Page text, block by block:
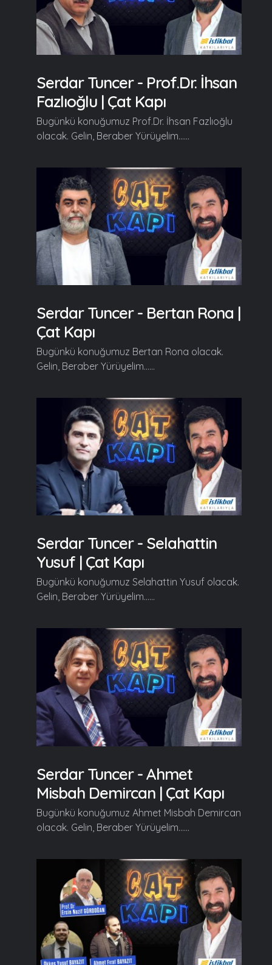
Serdar Tuncer - Prof.Dr. İhsan
Fazlıoğlu | Çat Kapı
Bugünkü konuğumuz Prof.Dr. İhsan Fazlıoğlu
olacak. Gelin, Beraber Yürüyelim......
Serdar Tuncer - Bertan Rona |
Çat Kapı
Bugünkü konuğumuz Bertan Rona olacak.
Gelin, Beraber Yürüyelim......
Serdar Tuncer - Selahattin
Yusuf | Çat Kapı
Bugünkü konuğumuz Selahattin Yusuf olacak.
Gelin, Beraber Yürüyelim......
Serdar Tuncer - Ahmet
Misbah Demircan | Çat Kapı
Bugünkü konuğumuz Ahmet Misbah Demircan
olacak. Gelin, Beraber Yürüyelim......